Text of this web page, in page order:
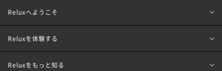
Reluxへようこそ
Reluxを体験する
Reluxをもっと知る